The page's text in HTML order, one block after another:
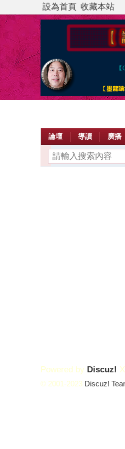
設為首頁 收藏本站
論壇 導讀 廣播
Powered by Discuz!
© 2001-2023 Discuz!